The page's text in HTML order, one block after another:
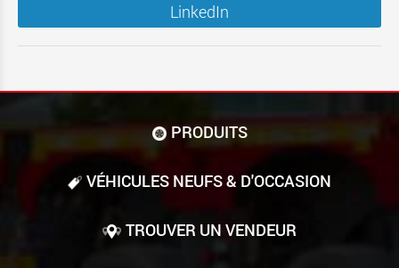
LinkedIn
PRODUITS
VÉHICULES NEUFS & D'OCCASION
TROUVER UN VENDEUR